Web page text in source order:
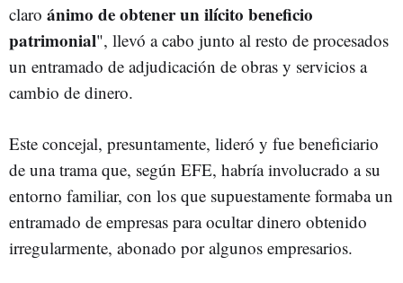
claro ánimo de obtener un ilícito beneficio
patrimonial", llevó a cabo junto al resto de procesados
un entramado de adjudicación de obras y servicios a
cambio de dinero.
Este concejal, presuntamente, lideró y fue beneficiario
de una trama que, según EFE, habría involucrado a su
entorno familiar, con los que supuestamente formaba un
entramado de empresas para ocultar dinero obtenido
irregularmente, abonado por algunos empresarios.